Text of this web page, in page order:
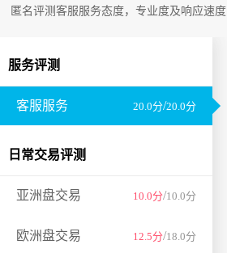
匿名评测客服服务态度，专业度及响应速度
服务评测
客服服务 20.0分/20.0分
日常交易评测
亚洲盘交易 10.0分/10.0分
欧洲盘交易 12.5分/18.0分